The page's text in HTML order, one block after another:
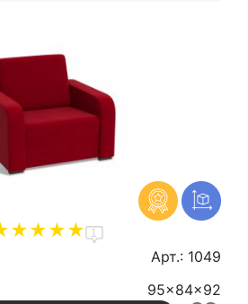
1
Арт.: 1049
95x84x92